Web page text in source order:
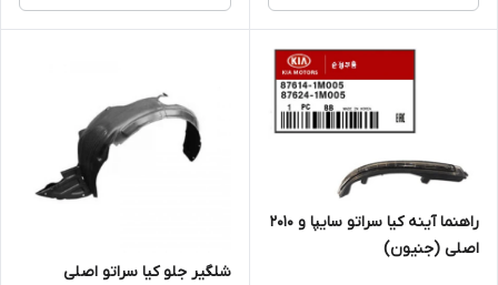
راهنما آینه کیا سراتو سایپا و ۲۰۱۰
اصلی (جنیون)
شلگیر جلو کیا سراتو اصلی